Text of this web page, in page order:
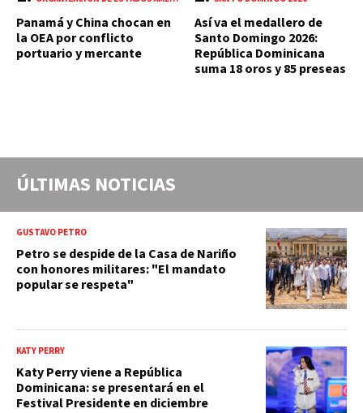
Panamá y China chocan en
la OEA por conflicto
portuario y mercante
Así va el medallero de
Santo Domingo 2026:
República Dominicana
suma 18 oros y 85 preseas
ÚLTIMAS NOTICIAS
GUSTAVO PETRO
Petro se despide de la Casa de Nariño
con honores militares: "El mandato
popular se respeta"
KATY PERRY
Katy Perry viene a República
Dominicana: se presentará en el
Festival Presidente en diciembre